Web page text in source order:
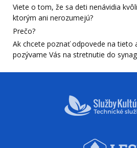
Viete o tom, že sa deti nenávidia
ktorým ani nerozumejú?
Prečo?
Ak chcete poznať odpovede na tieto
pozývame Vás na stretnutie do